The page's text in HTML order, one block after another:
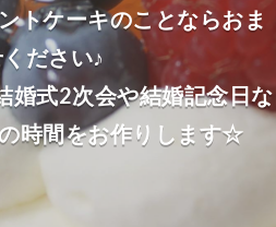
トケーキのことならおま
ださい♪
婚式2次会や結婚記念日な
時間をお作りします☆